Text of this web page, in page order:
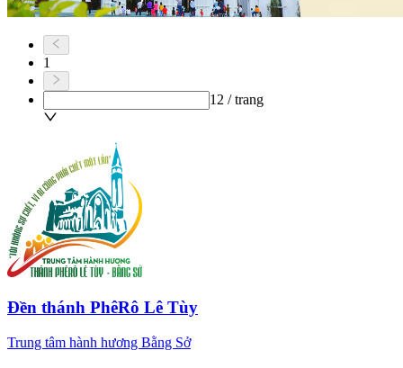
1
12 / trang
Đền thánh PhêRô Lê Tùy
Trung tâm hành hương Bằng Sở